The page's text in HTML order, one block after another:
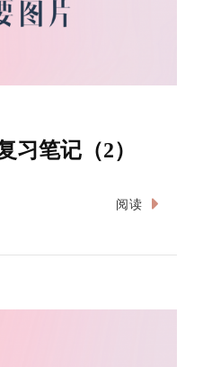
习笔记（2）
阅读